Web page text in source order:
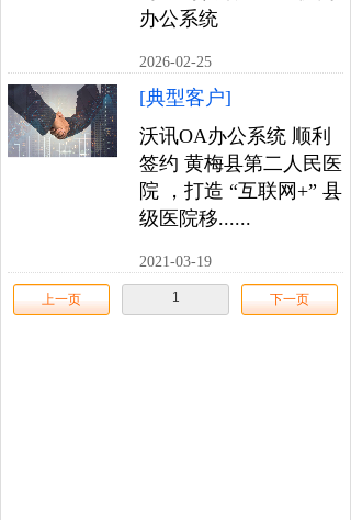
办公系统
2026-02-25
[典型客户]
沃讯OA办公系统 顺利
签约 黄梅县第二人民医
院 ，打造 “互联网+” 县
级医院移......
2021-03-19
上一页 1 下一页